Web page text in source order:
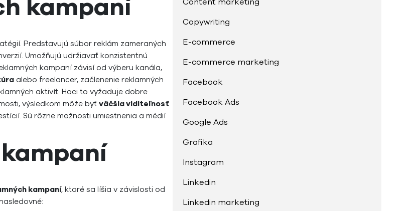
kampaní
Predstavujú súbor reklám zameraných
Umožňujú udržiavať konzistentnú
kampaní závisí od výberu kanála,
alebo freelancer, začlenenie reklamných
aktivít. Hoci to vyžaduje dobre
výsledkom môže byťväčšia viditeľnosť
Sú rôzne možnosti umiestnenia a médií
kampaní, ktoré sa líšia v závislosti od
Copywriting
E-commerce
E-commerce marketing
Facebook
Facebook Ads
Google Ads
Grafika
Instagram
Linkedin
Linkedin marketing